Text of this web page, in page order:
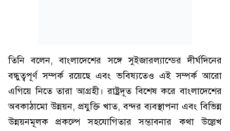
তিনি বলেন, বাংলাদেশের সঙ্গে সুইজারল্যান্ডের দীর্ঘদিনের
বন্ধুত্বপূর্ণ সম্পর্ক রয়েছে এবং ভবিষ্যতেও এই সম্পর্ক আরো
এগিয়ে নিতে তারা আগ্রহী। রাষ্ট্রদূত বিশেষ করে বাংলাদেশের
অবকাঠামো উন্নয়ন, প্রযুক্তি খাত, বন্দর ব্যবস্থাপনা এবং বিভিন্ন
উন্নয়নমূলক প্রকল্পে সহযোগিতার সম্ভাবনার কথা উল্লেখ